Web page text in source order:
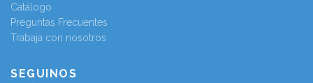
Catálogo
Preguntas Frecuentes
Trabaja con nosotros
SEGUINOS